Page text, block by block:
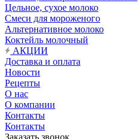
Цельное, сухое молоко
Смеси для мороженого
Альтернативное молоко
Коктейль молочный
АКЦИИ
Доставка и оплата
Новости
Рецепты
О нас
О компании
Контакты
Контакты
Заказать звонок